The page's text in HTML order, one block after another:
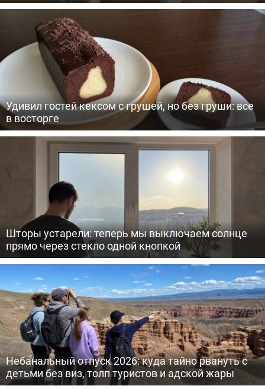
Удивил гостей кексом с грушей, но без груши: все
в восторге
Шторы устарели: теперь мы выключаем солнце
прямо через стекло одной кнопкой
Небанальный отпуск 2026: куда тайно рвануть с
детьми без виз, толп туристов и адской жары